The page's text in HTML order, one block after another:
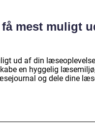
mest muligt
ud af din
en hyggelig
og dele dine